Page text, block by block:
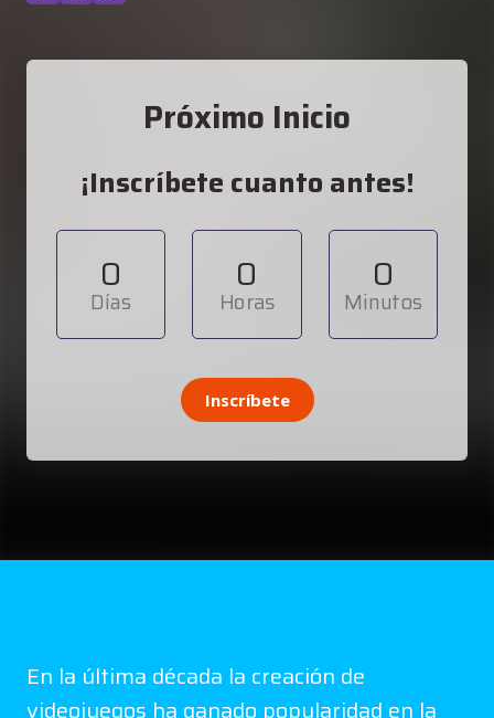
Próximo Inicio
¡Inscríbete cuanto antes!
0
Días
0
Horas
0
Minutos
Inscríbete
En la última década la creación de
videojuegos ha ganado popularidad en la